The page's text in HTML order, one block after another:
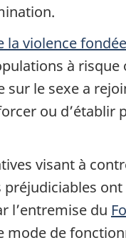
violence
à
le sexe a
ou
visant à
l’entremise du
mode de